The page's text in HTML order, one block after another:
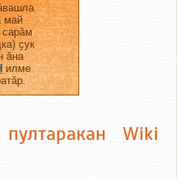
май
сарӑм
ҫук
ӑна
илме
Wiki